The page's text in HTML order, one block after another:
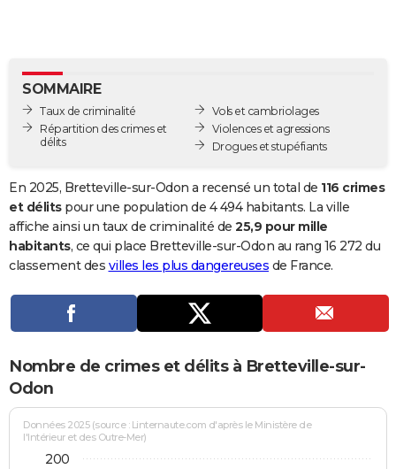
BONS PLANS
CARTE DE VOEUX
Dictionnaire
Biographies
Citations
Expressions
Proverbes
PROGRAMME TV
S'inscrire
Se connecter
Lycées
Collèges
Primaires
Universités
Entreprises
Service militaire
Avis de recherche
AVIS DE DÉCÈS
SOMMAIRE
Taux de criminalité
Répartition des crimes et
délits
Vols et cambriolages
Violences et agressions
Drogues et stupéfiants
En 2025, Bretteville-sur-Odon a recensé un total de 116 crimes
et délitspour une population de 4 494 habitants. La ville
affiche ainsi un taux de criminalité de 25,9 pour mille
habitants, ce qui place Bretteville-sur-Odon au rang 16 272 du
classement des villes les plus dangereuses de France.
Nombre de crimes et délits à Bretteville-sur-
Odon
Données 2025 (source : Linternaute.com d'après le Ministère de
l'Intérieur et des Outre-Mer)
200